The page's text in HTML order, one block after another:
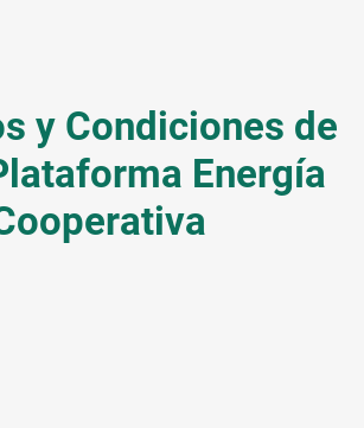
y Condiciones de
Energía